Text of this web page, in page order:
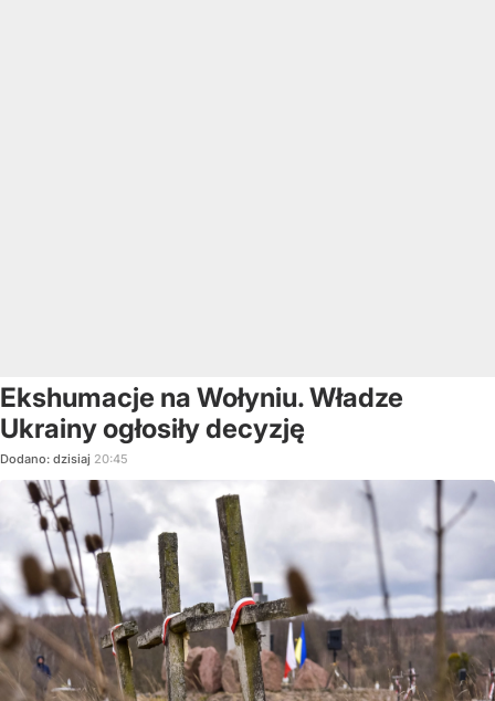
Ekshumacje na Wołyniu. Władze
Ukrainy ogłosiły decyzję
Dodano: dzisiaj 20:45